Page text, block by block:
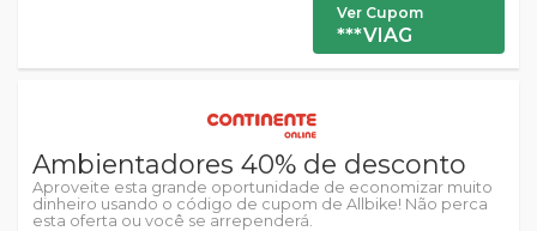
Ver Cupom
***VIAG
Ambientadores 40% de desconto
Aproveite esta grande oportunidade de economizar muito
dinheiro usando o código de cupom de Allbike! Não perca
esta oferta ou você se arrependerá.